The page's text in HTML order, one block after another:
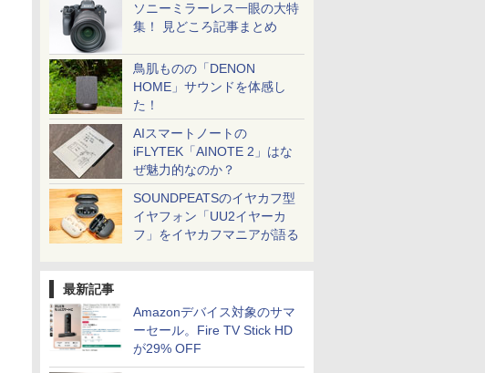
ソニーミラーレス一眼の大特
集！ 見どころ記事まとめ
鳥肌ものの「DENON
HOME」サウンドを体感し
た！
AIスマートノートの
iFLYTEK「AINOTE 2」はな
ぜ魅力的なのか？
SOUNDPEATSのイヤカフ型
イヤフォン「UU2イヤーカ
フ」をイヤカフマニアが語る
最新記事
Amazonデバイス対象のサマ
ーセール。Fire TV Stick HD
が29% OFF